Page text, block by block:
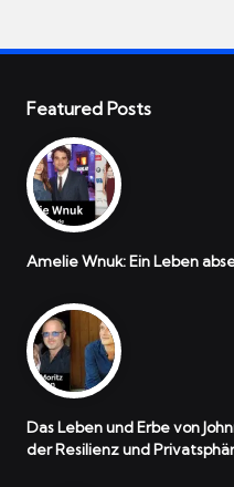
Featured Posts
Amelie Wnuk: Ein Leben
Das Leben und Erbe von
der Resilienz und